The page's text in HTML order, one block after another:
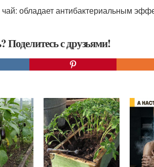
обладает антибактериальным
Поделитесь с друзьями!